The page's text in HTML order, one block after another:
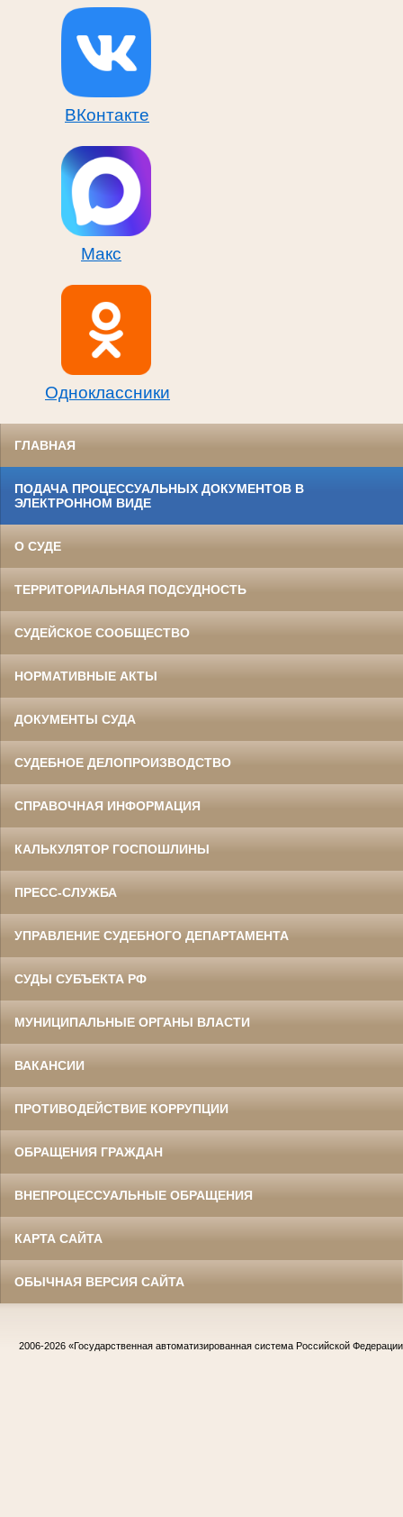
ВКонтакте
Макс
Одноклассники
ГЛАВНАЯ
ПОДАЧА ПРОЦЕССУАЛЬНЫХ ДОКУМЕНТОВ В
ЭЛЕКТРОННОМ ВИДЕ
О СУДЕ
ТЕРРИТОРИАЛЬНАЯ ПОДСУДНОСТЬ
СУДЕЙСКОЕ СООБЩЕСТВО
НОРМАТИВНЫЕ АКТЫ
ДОКУМЕНТЫ СУДА
СУДЕБНОЕ ДЕЛОПРОИЗВОДСТВО
СПРАВОЧНАЯ ИНФОРМАЦИЯ
КАЛЬКУЛЯТОР ГОСПОШЛИНЫ
ПРЕСС-СЛУЖБА
УПРАВЛЕНИЕ СУДЕБНОГО ДЕПАРТАМЕНТА
СУДЫ СУБЪЕКТА РФ
МУНИЦИПАЛЬНЫЕ ОРГАНЫ ВЛАСТИ
ВАКАНСИИ
ПРОТИВОДЕЙСТВИЕ КОРРУПЦИИ
ОБРАЩЕНИЯ ГРАЖДАН
ВНЕПРОЦЕССУАЛЬНЫЕ ОБРАЩЕНИЯ
КАРТА САЙТА
ОБЫЧНАЯ ВЕРСИЯ САЙТА
2006-2026 «Государственная автоматизированная система Российской